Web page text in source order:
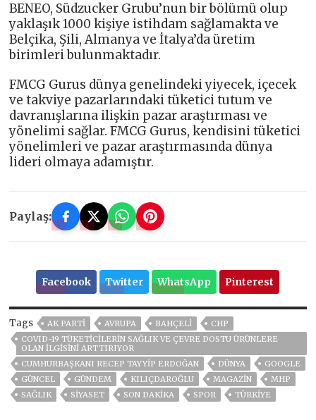
BENEO, Südzucker Grubu’nun bir bölümü olup
yaklaşık 1000 kişiye istihdam sağlamakta ve
Belçika, Şili, Almanya ve İtalya’da üretim
birimleri bulunmaktadır.
FMCG Gurus dünya genelindeki yiyecek, içecek
ve takviye pazarlarındaki tüketici tutum ve
davranışlarına ilişkin pazar araştırması ve
yönelimi sağlar. FMCG Gurus, kendisini tüketici
yönelimleri ve pazar araştırmasında dünya
lideri olmaya adamıştır.
Paylaş:
Facebook Twitter WhatsApp Pinterest
Tags AK PARTİ AVRUPA BAHÇELİ
CHP
COVID-19 TÜKETICILERIN SAĞLIK VE ÇEVRE DOSTU ÜRÜNLERE
OLAN ILGISINI ARTTIRIYOR
CUMHURBAŞKANI RECEP TAYYIP ERDOĞAN
DÜNYA
GOOGLE
GÜNCEL
GÜNDEM KILIÇDAROĞLU MAGAZİN
MHP
SAĞLIK
SİYASET SON DAKIKA SPOR TÜRKİYE